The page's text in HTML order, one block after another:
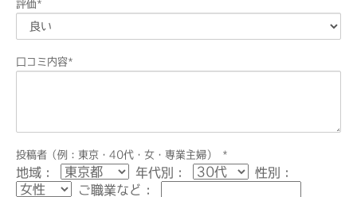
評価*
口コミ内容*
投稿者（例：東京・40代・女・専業主婦） *
地域： 年代別：
性別：
ご職業など：